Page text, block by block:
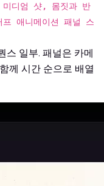
디엄 샷, 몸짓과 반
애니메이션 패널 스
스 일부. 패널은 카메
께 시간 순으로 배열